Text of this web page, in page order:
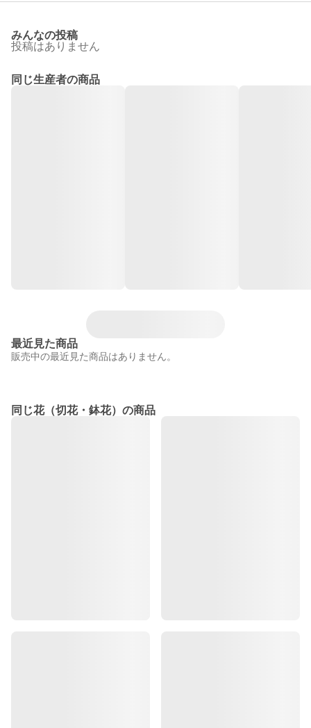
みんなの投稿
投稿はありません
同じ生産者の商品
最近見た商品
販売中の最近見た商品はありません。
同じ花（切花・鉢花）の商品